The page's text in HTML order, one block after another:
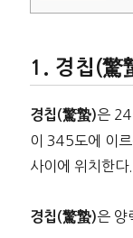
경칩(驚
경칩(驚蟄)은
이 345도에 이
사이에 위치한다.
경칩(驚蟄)은 양